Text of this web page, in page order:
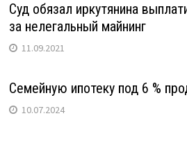
Суд обязал иркутянина
за нелегальный майнинг
11.09.2021
Семейную ипотеку под 6 %
10.07.2024